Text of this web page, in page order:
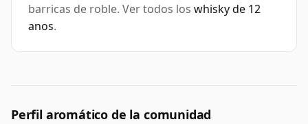
barricas de roble. Ver todos los whisky de 12
anos.
Perfil aromático de la comunidad